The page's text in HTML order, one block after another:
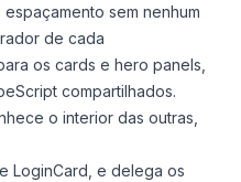
sem nenhum
de cada
os cards e hero panels,
compartilhados.
o interior das outras,
LoginCard, e delega os